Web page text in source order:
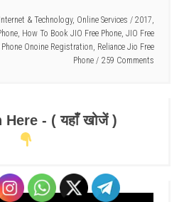
Internet & Technology, Online Services / 2017,
, How To Book JIO Free Phone, JIO Free
Phone Onoine Registration, Reliance Jio Free
Phone
259 Comments
Here - ( यहाँ खोजें )